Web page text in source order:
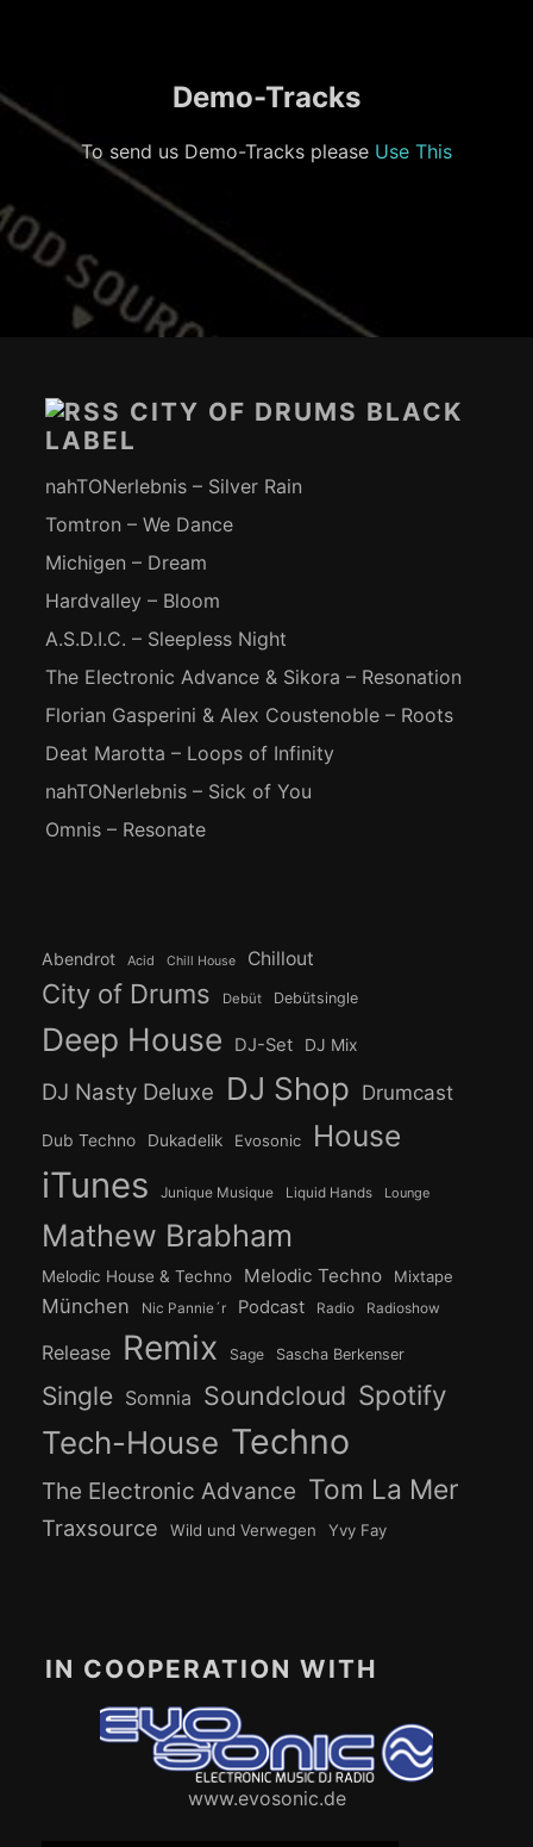
Demo-Tracks
To send us Demo-Tracks please Use This
CITY OF DRUMS BLACK
LABEL
nahTONerlebnis – Silver Rain
Tomtron – We Dance
Michigen – Dream
Hardvalley – Bloom
A.S.D.I.C. – Sleepless Night
The Electronic Advance & Sikora – Resonation
Florian Gasperini & Alex Coustenoble – Roots
Deat Marotta – Loops of Infinity
nahTONerlebnis – Sick of You
Omnis – Resonate
Abendrot Acid Chill House Chillout
City of Drums Debüt Debütsingle
Deep House DJ-Set DJ Mix
DJ Nasty Deluxe DJ Shop Drumcast
Dub Techno Dukadelik Evosonic House
iTunes Junique Musique Liquid Hands Lounge
Mathew Brabham
Melodic House & Techno Melodic Techno Mixtape
München Nic Pannie´r Podcast Radio Radioshow
Release Remix Sage Sascha Berkenser
Single Somnia Soundcloud Spotify
Tech-House Techno
The Electronic Advance Tom La Mer
Traxsource Wild und Verwegen Yvy Fay
IN COOPERATION WITH
www.evosonic.de